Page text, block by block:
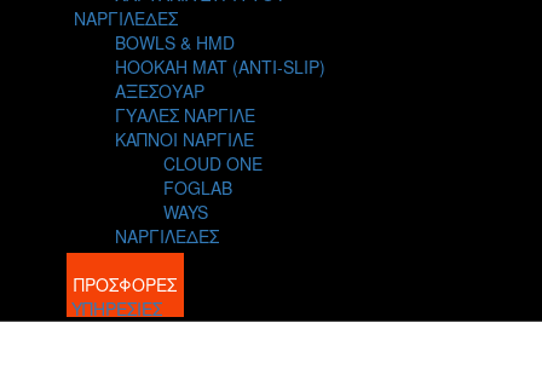
ΝΑΡΓΙΛΕΔΕΣ
BOWLS & HMD
HOOKAH MAT (ANTI-SLIP)
ΑΞΕΣΟΥΑΡ
ΓΥΑΛΕΣ ΝΑΡΓΙΛΕ
ΚΑΠΝΟΙ ΝΑΡΓΙΛΕ
CLOUD ONE
FOGLAB
WAYS
ΝΑΡΓΙΛΕΔΕΣ
BLOG
ΠΡΟΣΦΟΡΕΣ
ΥΠΗΡΕΣΙΕΣ